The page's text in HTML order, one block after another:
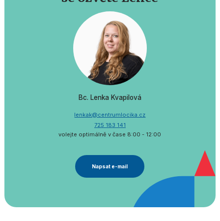
Bc. Lenka Kvapilová
lenkak@centrumlocika.cz
725 183 141
volejte optimálně v čase 8:00 - 12:00
Napsat e-mail